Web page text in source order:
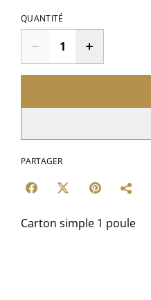
QUANTITÉ
PARTAGER
Carton simple 1 poule